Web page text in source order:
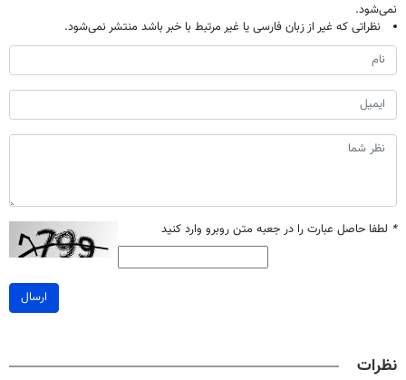
نمی‌شود.
نظراتی که غیر از زبان فارسی یا غیر مرتبط با خبر باشد منتشر نمی‌شود.
* لطفا حاصل عبارت را در جعبه متن روبرو وارد کنید
ارسال
نظرات